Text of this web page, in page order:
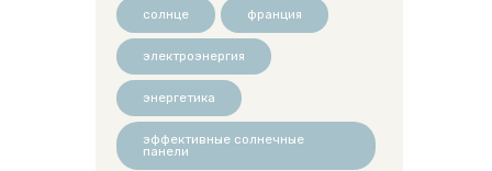
солнце франция
электроэнергия
энергетика
эффективные солнечные
панели